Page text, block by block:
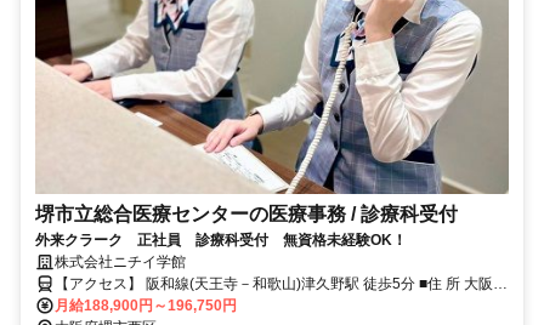
堺市立総合医療センターの医療事務 / 診療科受付
外来クラーク 正社員 診療科受付 無資格未経験OK！
株式会社ニチイ学館
【アクセス】 阪和線(天王寺－和歌山)津久野駅 徒歩5分 ■住 所 大阪府
堺市西区 家原寺町1丁1番1号 ■アクセス 阪和線(天王寺－和歌山)津久
月給188,900円～196,750円